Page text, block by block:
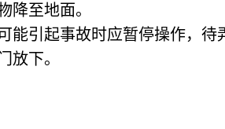
降至地面。
引起事故时应暂停操作，待
放下。